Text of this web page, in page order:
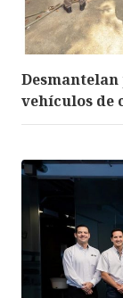
vehículos de